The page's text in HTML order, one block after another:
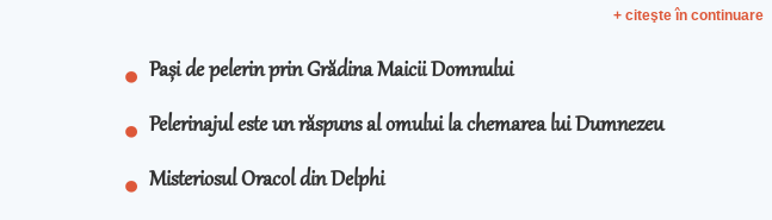
+ citeşte în continuare
Pași de pelerin prin Grădina Maicii Domnului
Pelerinajul este un răspuns al omului la chemarea lui Dumnezeu
Misteriosul Oracol din Delphi